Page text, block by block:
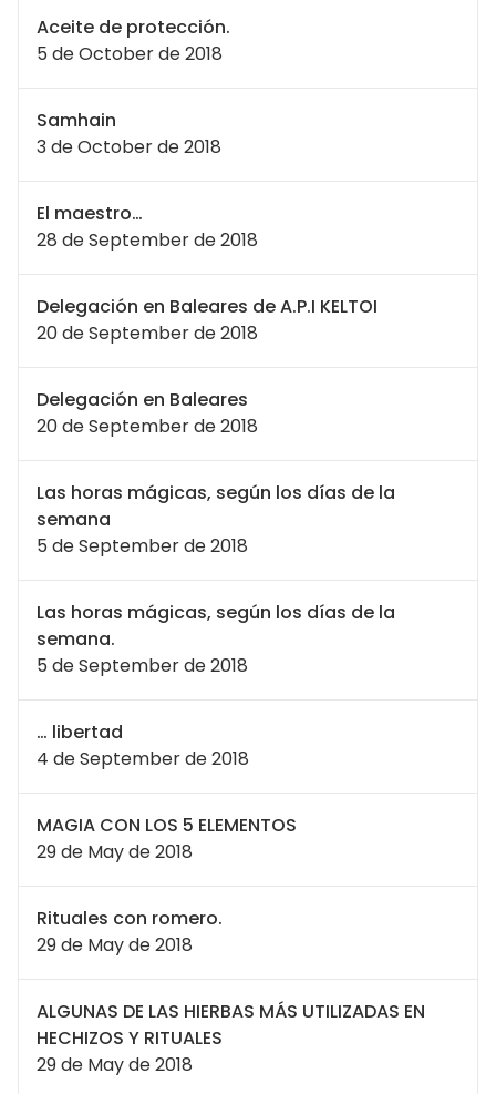
Aceite de protección.
5 de October de 2018
Samhain
3 de October de 2018
El maestro…
28 de September de 2018
Delegación en Baleares de A.P.I KELTOI
20 de September de 2018
Delegación en Baleares
20 de September de 2018
Las horas mágicas, según los días de la
semana
5 de September de 2018
Las horas mágicas, según los días de la
semana.
5 de September de 2018
… libertad
4 de September de 2018
MAGIA CON LOS 5 ELEMENTOS
29 de May de 2018
Rituales con romero.
29 de May de 2018
ALGUNAS DE LAS HIERBAS MÁS UTILIZADAS EN
HECHIZOS Y RITUALES
29 de May de 2018